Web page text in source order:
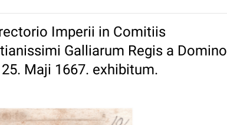
Imperii in Comitiis
Galliarum Regis a Domino
Maji 1667. exhibitum.